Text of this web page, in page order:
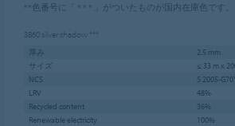
**色番号に「 * * * 」がついたものが国内在庫色です。
3860 silver shadow
厚み
2.5 mm
サイズ
≤ 33 m x
NCS
S 2005-
LRV
48%
Recycled content
36%
Renewable electricity
100%